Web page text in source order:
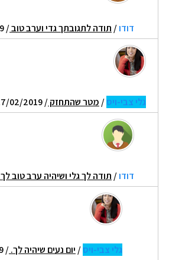
דודו/ תודה לתגובתך גדי וערב טוב/ 27/02/2019 18:00
גלי צבי-ויס/ מטר שהתחזק/ 27/02/2019 04:40
דודו/ תודה לך גלי ושיהיה ערב טוב לך
גלי צבי-ויס/ יום נעים שיהיה לך./ 28/02/2019 12:26